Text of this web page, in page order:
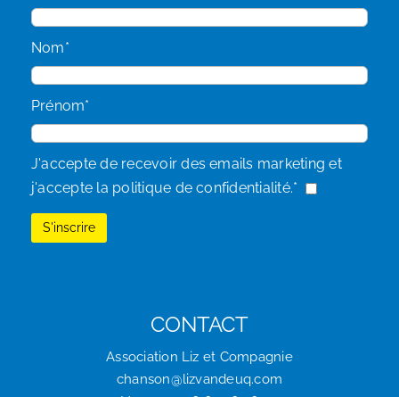
Nom*
Prénom*
J'accepte de recevoir des emails marketing et
j'accepte la politique de confidentialité.*
CONTACT
Association Liz et Compagnie
chanson@lizvandeuq.com